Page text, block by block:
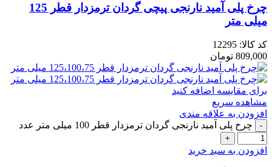
چرخ پلی آمید نارنجی پیچی گردان ترمزدار قطر 125
میلی متر
کد کالا: 12295
809,000 تومان
برای مقایسه اضافه کنید
مشاهده سریع
افزودن به علاقه مندی
چرخ پلی آمید نارنجی گردان ترمزدار قطر 100 میلی متر عدد
افزودن به سبد خرید